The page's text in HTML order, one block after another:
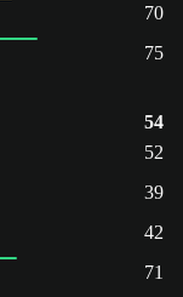
70
75
54
52
39
42
71